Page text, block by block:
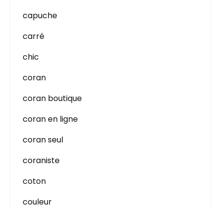
capuche
carré
chic
coran
coran boutique
coran en ligne
coran seul
coraniste
coton
couleur